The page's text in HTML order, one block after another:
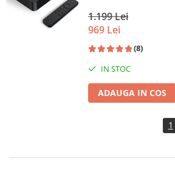
1.199 Lei
969 Lei
(8)
IN STOC
ADAUGA IN COS
1